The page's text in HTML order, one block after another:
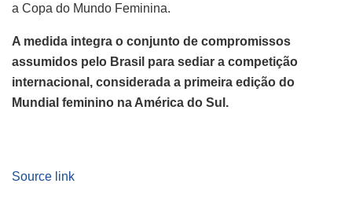
a Copa do Mundo Feminina.
A medida integra o conjunto de compromissos
assumidos pelo Brasil para sediar a competição
internacional, considerada a primeira edição do
Mundial feminino na América do Sul.
Source link